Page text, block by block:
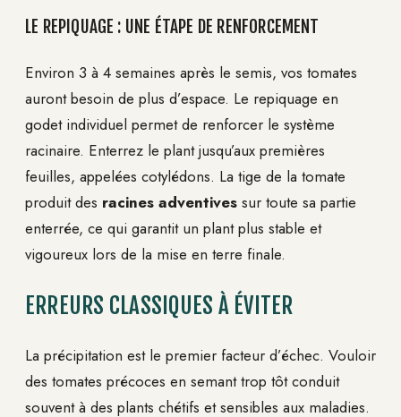
LE REPIQUAGE : UNE ÉTAPE DE RENFORCEMENT
Environ 3 à 4 semaines après le semis, vos tomates
auront besoin de plus d’espace. Le repiquage en
godet individuel permet de renforcer le système
racinaire. Enterrez le plant jusqu’aux premières
feuilles, appelées cotylédons. La tige de la tomate
produit des racines adventives sur toute sa partie
enterrée, ce qui garantit un plant plus stable et
vigoureux lors de la mise en terre finale.
ERREURS CLASSIQUES À ÉVITER
La précipitation est le premier facteur d’échec. Vouloir
des tomates précoces en semant trop tôt conduit
souvent à des plants chétifs et sensibles aux maladies.